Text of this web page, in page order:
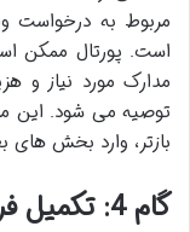
مربوط به درخواست
است. پورتال ممکن
مدارک مورد نیاز و
توصیه می شود. این
بازتر، وارد بخش های
گام 4: